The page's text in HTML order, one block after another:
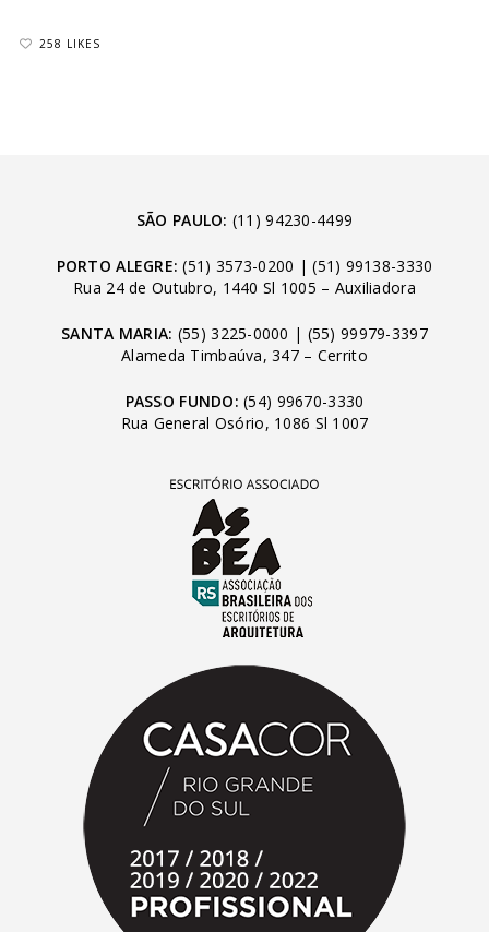
258 LIKES
SÃO PAULO: (11) 94230-4499
PORTO ALEGRE: (51) 3573-0200 |(51) 99138-3330
Rua 24 de Outubro, 1440 Sl 1005 – Auxiliadora
SANTA MARIA: (55) 3225-0000 | (55) 99979-3397
Alameda Timbaúva, 347 – Cerrito
PASSO FUNDO: (54) 99670-3330
Rua General Osório, 1086 Sl 1007